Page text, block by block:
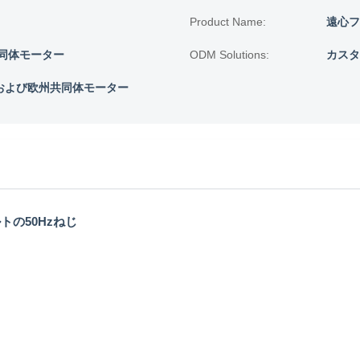
Product Name: 遠心
体モーター ODM Solutions: カス
び欧州共同体モーター
の50Hzねじ